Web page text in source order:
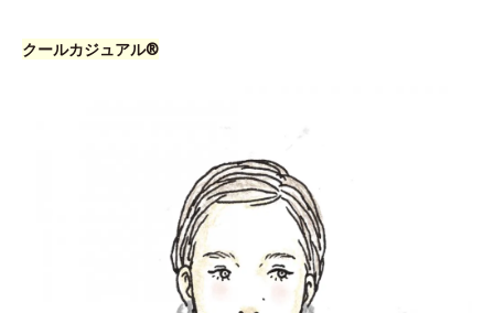
クールカジュアル®